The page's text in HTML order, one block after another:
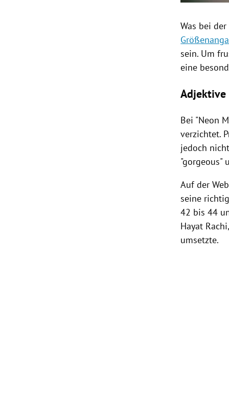
Was bei
sein. Um
eine
Bei "Neon
verzichtet.
jedoch
"gorgeous"
Auf der
seine
42 bis 44
Hayat
umsetzte.